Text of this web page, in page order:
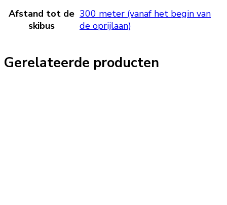
Afstand tot de
skibus
300 meter (vanaf het begin van
de oprijlaan)
Gerelateerde producten